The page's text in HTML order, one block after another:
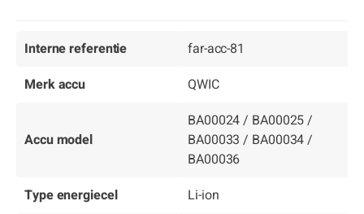
Interne referentie
far-acc-81
Merk accu
QWIC
Accu model
BA00024 / BA00025 /
BA00033 / BA00034 /
BA00036
Type energiecel
Li-ion